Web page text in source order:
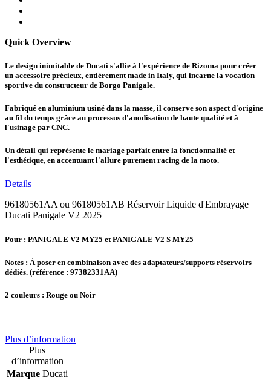
Quick Overview
Le design inimitable de Ducati s'allie à l'expérience de Rizoma pour créer
un accessoire précieux, entièrement made in Italy, qui incarne la vocation
sportive du constructeur de Borgo Panigale.
Fabriqué en aluminium usiné dans la masse, il conserve son aspect d'origine
au fil du temps grâce au processus d'anodisation de haute qualité et à
l'usinage par CNC.
Un détail qui représente le mariage parfait entre la fonctionnalité et
l'esthétique, en accentuant l'allure purement racing de la moto.
Details
96180561AA ou 96180561AB Réservoir Liquide d'Embrayage
Ducati Panigale V2 2025
Pour : PANIGALE V2 MY25 et PANIGALE V2 S MY25
Notes : À poser en combinaison avec des adaptateurs/supports réservoirs
dédiés. (référence : 97382331AA)
2 couleurs : Rouge ou Noir
Plus d’information
Plus
d’information
Marque Ducati